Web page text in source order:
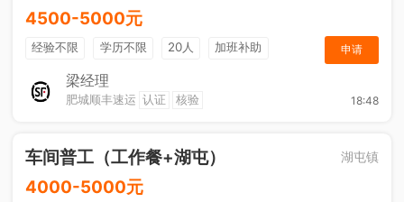
4500-5000元
经验不限 学历不限 20人
加班补助
综合补贴
奖励计划
申请
梁经理
肥城顺丰速运 认证 核验 18:48
车间普工（工作餐+湖屯） 湖屯镇
4000-5000元